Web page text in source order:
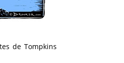
de Tompkins